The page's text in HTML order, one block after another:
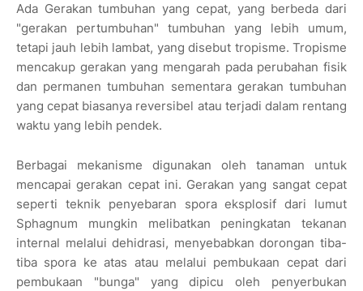
Ada Gerakan tumbuhan yang cepat, yang berbeda dari
"gerakan pertumbuhan" tumbuhan yang lebih umum,
tetapi jauh lebih lambat, yang disebut tropisme. Tropisme
mencakup gerakan yang mengarah pada perubahan fisik
dan permanen tumbuhan sementara gerakan tumbuhan
yang cepat biasanya reversibel atau terjadi dalam rentang
waktu yang lebih pendek.
Berbagai mekanisme digunakan oleh tanaman untuk
mencapai gerakan cepat ini. Gerakan yang sangat cepat
seperti teknik penyebaran spora eksplosif dari lumut
Sphagnum mungkin melibatkan peningkatan tekanan
internal melalui dehidrasi, menyebabkan dorongan tiba-
tiba spora ke atas atau melalui pembukaan cepat dari
pembukaan "bunga" yang dipicu oleh penyerbukan